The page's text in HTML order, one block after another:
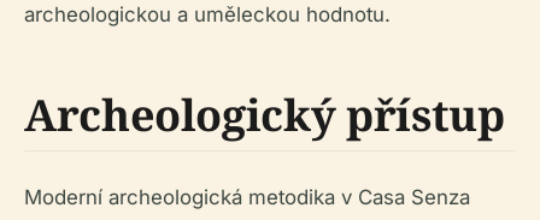
archeologickou a uměleckou hodnotu.
Archeologický přístup
Moderní archeologická metodika v Casa Senza